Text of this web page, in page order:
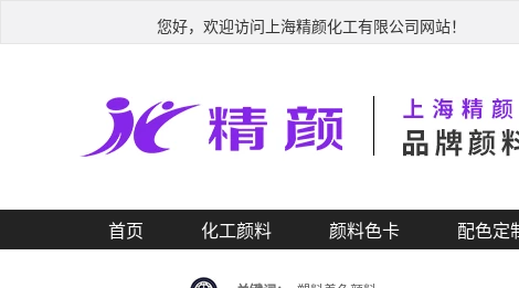
您好，欢迎访问上海精颜化工有限公司网站！
首页 化工颜料 颜料色卡 配色定